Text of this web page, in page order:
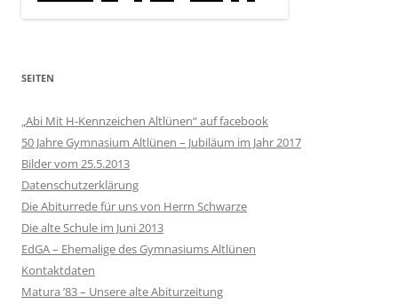
SEITEN
„Abi Mit H-Kennzeichen Altlünen“ auf facebook
50 Jahre Gymnasium Altlünen – Jubiläum im Jahr 2017
Bilder vom 25.5.2013
Datenschutzerklärung
Die Abiturrede für uns von Herrn Schwarze
Die alte Schule im Juni 2013
EdGA – Ehemalige des Gymnasiums Altlünen
Kontaktdaten
Matura ’83 – Unsere alte Abiturzeitung